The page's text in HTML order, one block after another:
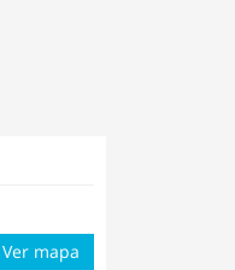
Ver mapa